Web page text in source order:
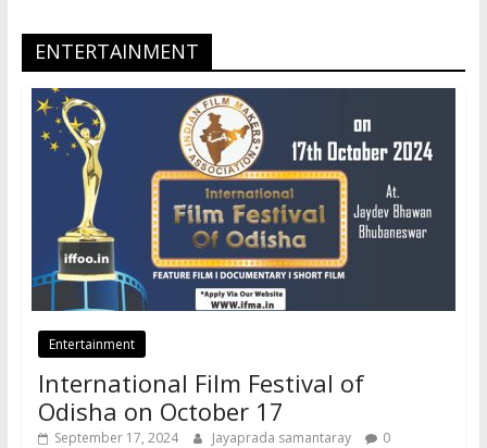
ENTERTAINMENT
Entertainment
International Film Festival of
Odisha on October 17
September 17, 2024 Jayaprada samantaray 0